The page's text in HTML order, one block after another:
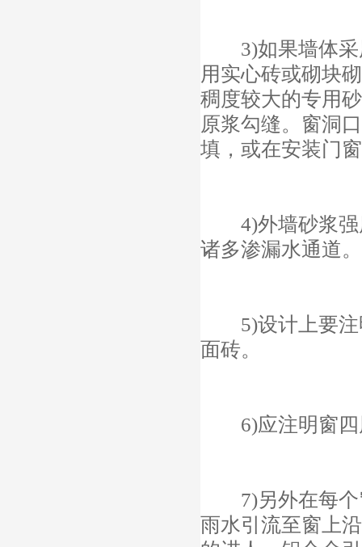
3)如果墙体采
用实心砖或砌块
稠度较大的专用
原浆勾缝。窗洞
填，或在安装门
4)外墙砂浆强
诸多渗漏水通道。
5)设计上要注
面砖。
6)应注明窗四
7)另外在每个
雨水引流至窗上